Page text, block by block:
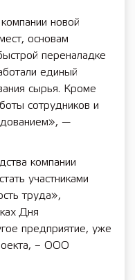
новой
основам
переналадке
единый
сырья. Кроме
сотрудников и
—
компании
участниками
труда»,
Дня
предприятие, уже
– ООО